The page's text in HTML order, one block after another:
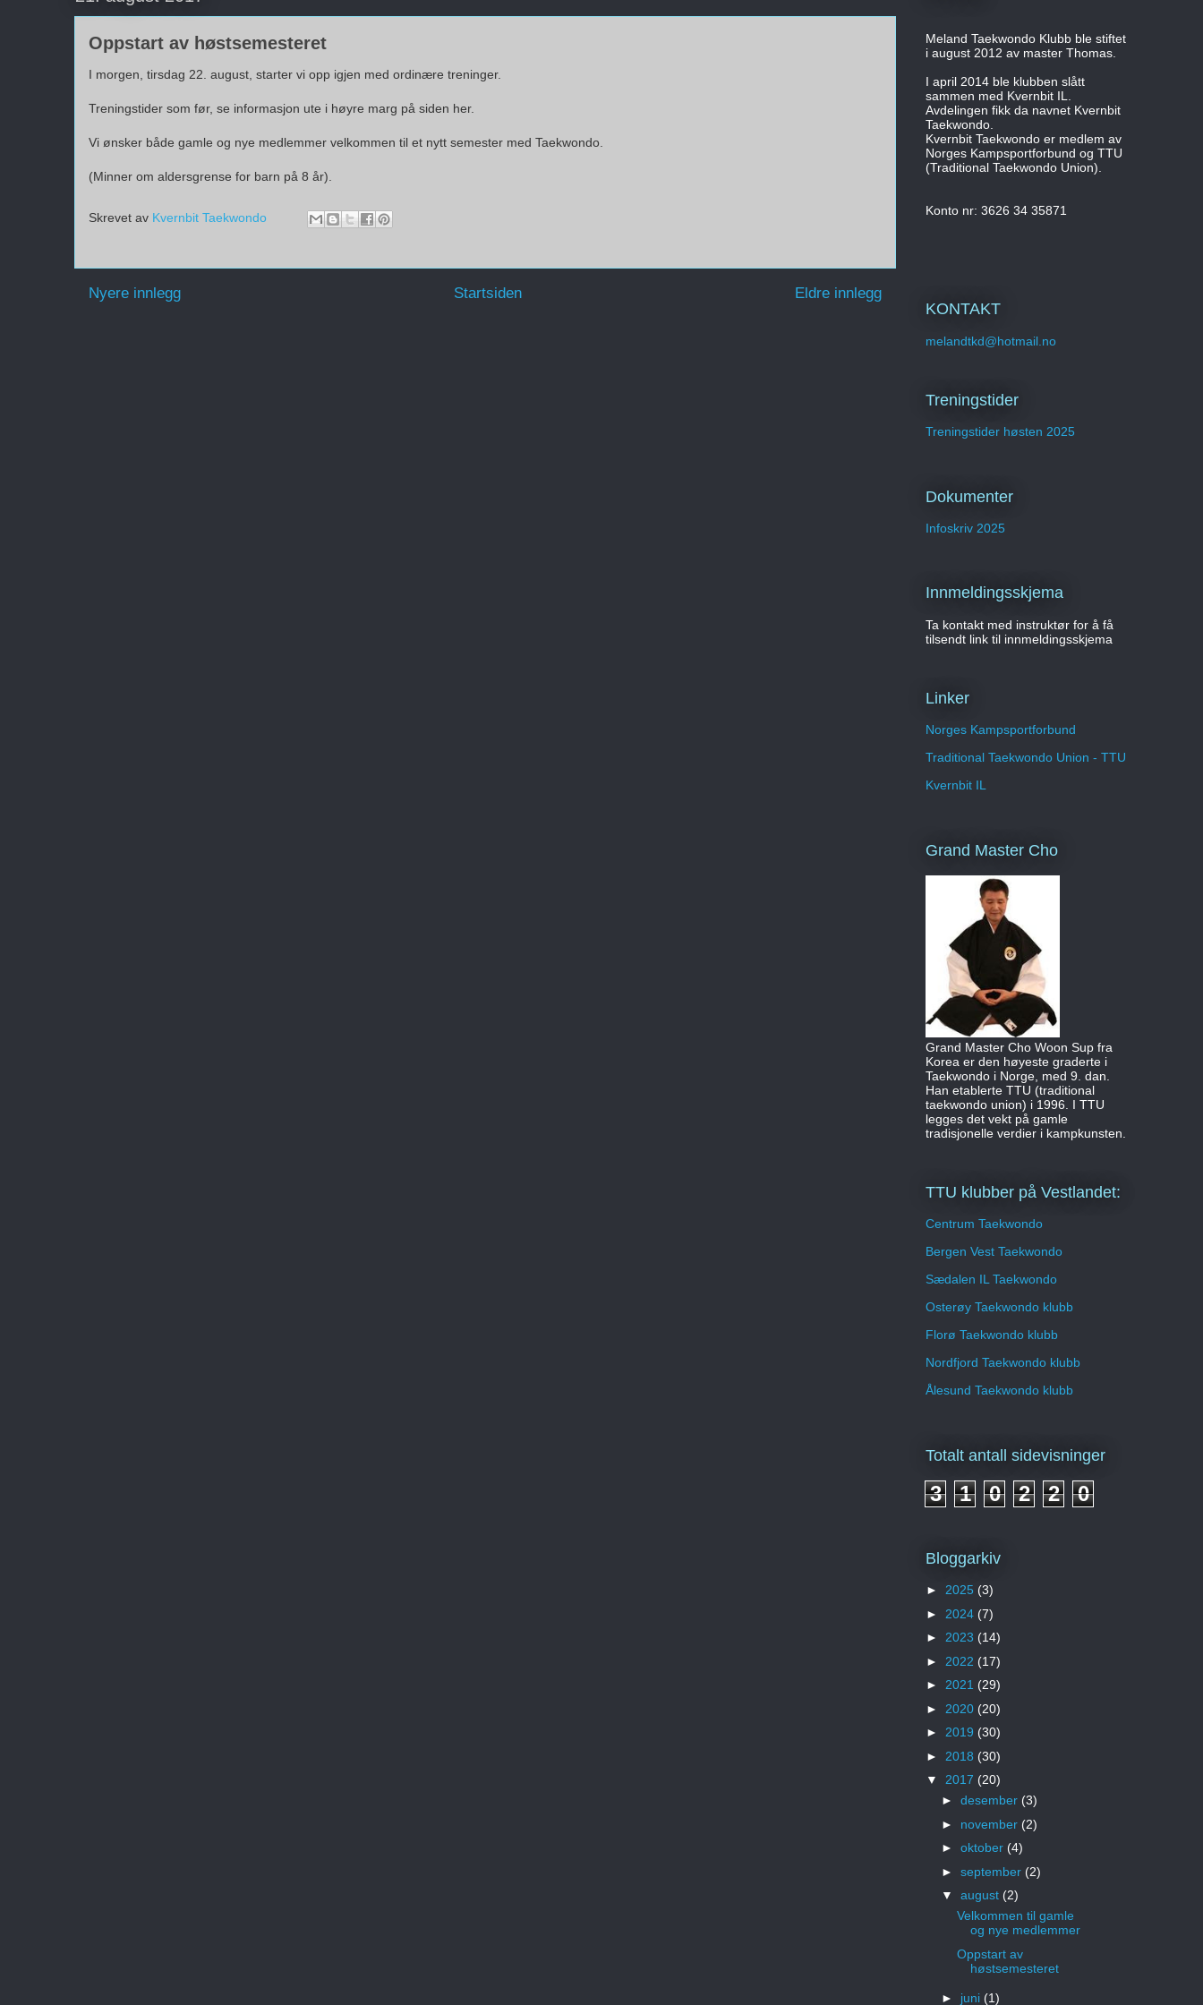
Oppstart av høstsemesteret
I morgen, tirsdag 22. august, starter vi opp igjen med ordinære treninger.
Treningstider som før, se informasjon ute i høyre marg på siden her.
Vi ønsker både gamle og nye medlemmer velkommen til et nytt semester med Taekwondo.
(Minner om aldersgrense for barn på 8 år).
Skrevet av Kvernbit Taekwondo
Nyere innlegg Eldre innlegg
Startsiden
Meland Taekwondo Klubb ble stiftet
i august 2012 av master Thomas.
I april 2014 ble klubben slått
sammen med Kvernbit IL.
Avdelingen fikk da navnet Kvernbit
Taekwondo.
Kvernbit Taekwondo er medlem av
Norges Kampsportforbund og TTU
(Traditional Taekwondo Union).
Konto nr: 3626 34 35871
KONTAKT
melandtkd@hotmail.no
Treningstider
Treningstider høsten 2025
Dokumenter
Infoskriv 2025
Innmeldingsskjema
Ta kontakt med instruktør for å få
tilsendt link til innmeldingsskjema
Linker
Norges Kampsportforbund
Traditional Taekwondo Union - TTU
Kvernbit IL
Grand Master Cho
Grand Master Cho Woon Sup fra
Korea er den høyeste graderte i
Taekwondo i Norge, med 9. dan.
Han etablerte TTU (traditional
taekwondo union) i 1996. I TTU
legges det vekt på gamle
tradisjonelle verdier i kampkunsten.
TTU klubber på Vestlandet:
Centrum Taekwondo
Bergen Vest Taekwondo
Sædalen IL Taekwondo
Osterøy Taekwondo klubb
Florø Taekwondo klubb
Nordfjord Taekwondo klubb
Ålesund Taekwondo klubb
Totalt antall sidevisninger
3 1 0 2 2 0
Bloggarkiv
► 2025 (3)
► 2024 (7)
► 2023 (14)
► 2022 (17)
► 2021 (29)
► 2020 (20)
► 2019 (30)
► 2018 (30)
▼ 2017 (20)
► desember (3)
► november (2)
► oktober (4)
► september (2)
▼ august (2)
Velkommen til gamle
og nye medlemmer
Oppstart av
høstsemesteret
► juni (1)